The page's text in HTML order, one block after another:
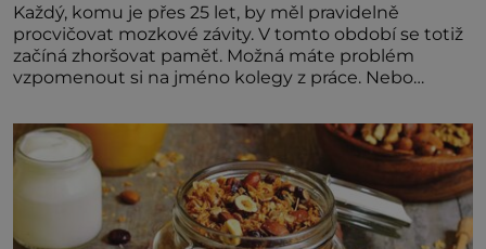
Každý, komu je přes 25 let, by měl pravidelně
procvičovat mozkové závity. V tomto období se totiž
začíná zhoršovat paměť. Možná máte problém
vzpomenout si na jméno kolegy z práce. Nebo
nedávno přečetli. Je to opravdu tak, s věkem jako
kdyby se paměť rozhodla stávkovat. Cvičte